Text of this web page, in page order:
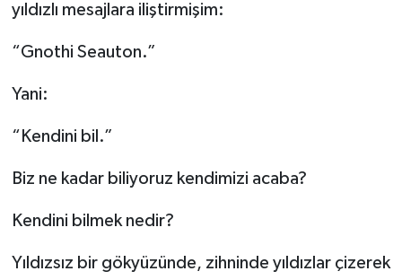
yıldızlı mesajlara iliştirmişim:
“Gnothi Seauton.”
Yani:
“Kendini bil.”
Biz ne kadar biliyoruz kendimizi acaba?
Kendini bilmek nedir?
Yıldızsız bir gökyüzünde, zihninde yıldızlar çizerek